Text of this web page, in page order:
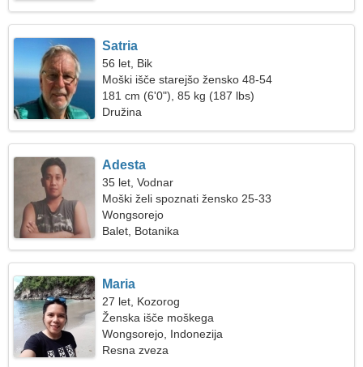
Satria
56 let, Bik
Moški išče starejšo žensko 48-54
181 cm (6'0"), 85 kg (187 lbs)
Družina
Adesta
35 let, Vodnar
Moški želi spoznati žensko 25-33
Wongsorejo
Balet, Botanika
Maria
27 let, Kozorog
Ženska išče moškega
Wongsorejo, Indonezija
Resna zveza